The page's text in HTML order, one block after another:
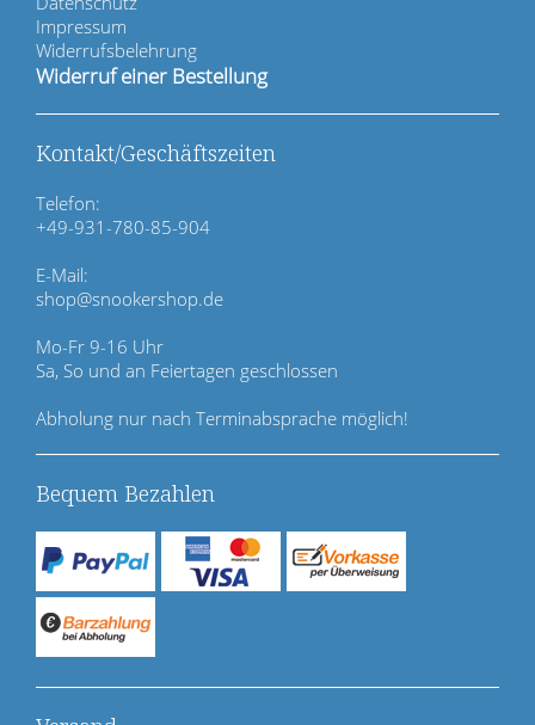
a
t
i
n
ü
b
e
r
s
p
r
i
n
g
e
n
Impressum
Widerrufsbelehrung
Widerruf einer Bestellung
Kontakt/Geschäftszeiten
Telefon:
+49-931-780-85-904
E-Mail:
shop@snookershop.de
Mo-Fr 9-16 Uhr
Sa, So und an Feiertagen geschlossen
Abholung nur nach Terminabsprache möglich!
Bequem Bezahlen